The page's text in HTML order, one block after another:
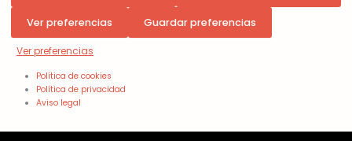
Ver preferencias Guardar preferencias
Ver preferencias
Política de cookies
Política de privacidad
Aviso legal